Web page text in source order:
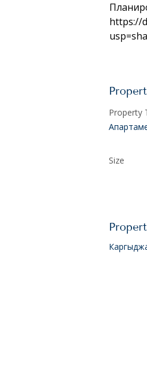
https://
Property
Size